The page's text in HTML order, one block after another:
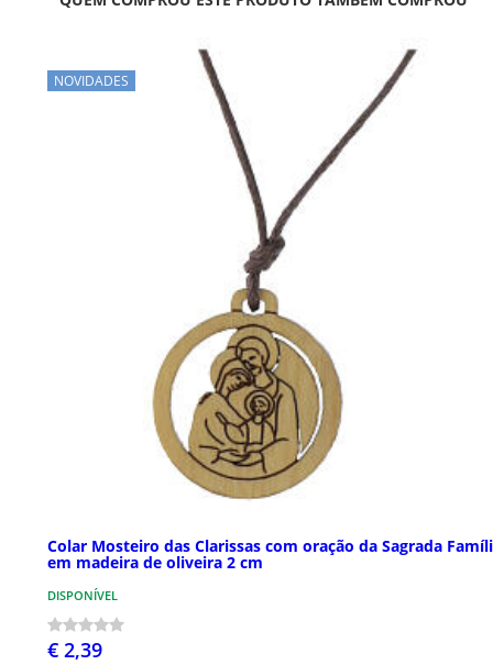
NOVIDADES
Colar Mosteiro das Clarissas com oração da Sagrada
em madeira de oliveira 2 cm
DISPONÍVEL
€ 2,39